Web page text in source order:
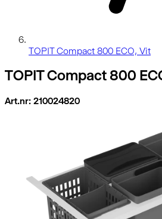
TOPIT Compact 800 ECO, Vit
TOPIT Compact 800
Art.nr: 210024820